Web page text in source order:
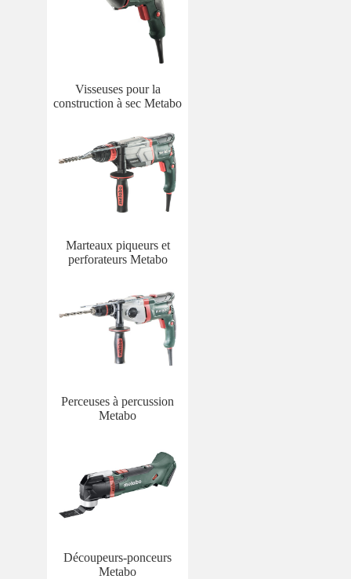
Visseuses pour la
construction à sec Metabo
Marteaux piqueurs et
perforateurs Metabo
Perceuses à percussion
Metabo
Découpeurs-ponceurs
Metabo